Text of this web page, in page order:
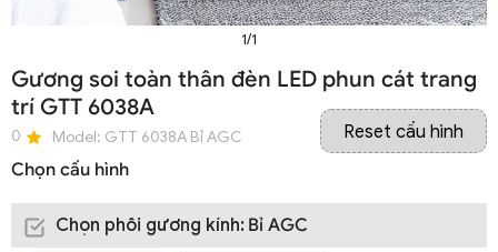
1/1
Gương soi toàn thân đèn LED phun cát trang
trí GTT 6038A
0 Model: GTT 6038A Bỉ AGC
Chọn cấu hình
Reset cấu hình
Chọn phôi gương kính: Bỉ AGC